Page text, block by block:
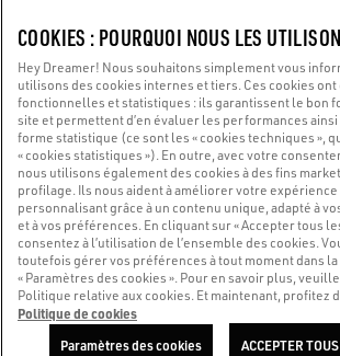
COOKIES
PARAMÈTRES DES COOKIES
WHISTLEBLOWING
DÉCLARATION D’ACCESSIBILITÉ
Vous utilisez un lecteur d’écran et vous rencontrez des
Contactez-nous
Made with ❤ in Venice.
Golden Goose S.p.A. ©2026 - Tous droits réservés.
COOKIES : POURQUOI NOUS LES
Hey Dreamer! Nous souhaitons simplement vous
utilisons des cookies internes et tiers. Ces cookies
fonctionnelles et statistiques : ils garantissent le bon
site et permettent d’en évaluer les performances ainsi
forme statistique (ce sont les « cookies techniques »,
« cookies statistiques »). En outre, avec votre
nous utilisons également des cookies à des fins
profilage. Ils nous aident à améliorer votre expérience
personnalisant grâce à un contenu unique, adapté à
et à vos préférences. En cliquant sur « Accepter tous
consentez à l’utilisation de l’ensemble des cookies.
toutefois gérer vos préférences à tout moment dans
« Paramètres des cookies ». Pour en savoir plus,
Politique relative aux cookies. Et maintenant, profitez
Politique de cookies
Paramètres des cookies ACCEPTER